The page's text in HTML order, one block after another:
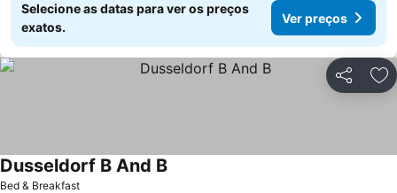
Selecione as datas para ver os preços
exatos.
Ver preços
Partilhar
Bed & Breakfast
Dusseldorf B And B